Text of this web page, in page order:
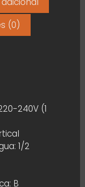
(0)
240V (1
1/2
B